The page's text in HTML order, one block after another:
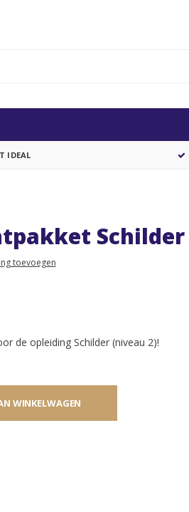
IDEAL
toevoegen
de opleiding Schilder (niveau 2)!
WINKELWAGEN